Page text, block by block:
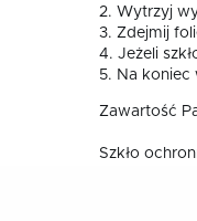
2. Wytrzyj
3. Zdejmij
4. Jeżeli
5. Na koniec
Zawartość
Szkło